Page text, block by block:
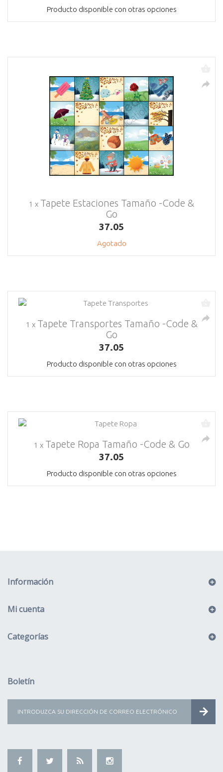
Producto disponible con otras opciones
1 x Tapete Estaciones Tamaño -Code &
Go
37.05
Agotado
1 x Tapete Transportes Tamaño -Code &
Go
37.05
Producto disponible con otras opciones
1 x Tapete Ropa Tamaño -Code & Go
37.05
Producto disponible con otras opciones
Información
Mi cuenta
Categorías
Boletín